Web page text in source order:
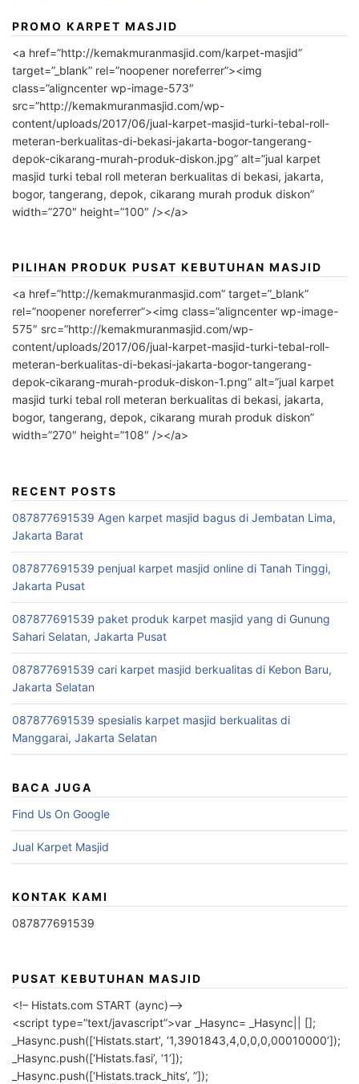
PROMO KARPET MASJID
<a href=”http://kemakmuranmasjid.com/karpet-masjid”
target=”_blank” rel=”noopener noreferrer”><img
class=”aligncenter wp-image-573″
src=”http://kemakmuranmasjid.com/wp-
content/uploads/2017/06/jual-karpet-masjid-turki-tebal-roll-
meteran-berkualitas-di-bekasi-jakarta-bogor-tangerang-
depok-cikarang-murah-produk-diskon.jpg” alt=”jual karpet
masjid turki tebal roll meteran berkualitas di bekasi, jakarta,
bogor, tangerang, depok, cikarang murah produk diskon”
width=”270″ height=”100″ /></a>
PILIHAN PRODUK PUSAT KEBUTUHAN MASJID
<a href=”http://kemakmuranmasjid.com” target=”_blank”
rel=”noopener noreferrer”><img class=”aligncenter wp-image-
575″ src=”http://kemakmuranmasjid.com/wp-
content/uploads/2017/06/jual-karpet-masjid-turki-tebal-roll-
meteran-berkualitas-di-bekasi-jakarta-bogor-tangerang-
depok-cikarang-murah-produk-diskon-1.png” alt=”jual karpet
masjid turki tebal roll meteran berkualitas di bekasi, jakarta,
bogor, tangerang, depok, cikarang murah produk diskon”
width=”270″ height=”108″ /></a>
RECENT POSTS
087877691539 Agen karpet masjid bagus di Jembatan Lima,
Jakarta Barat
087877691539 penjual karpet masjid online di Tanah Tinggi,
Jakarta Pusat
087877691539 paket produk karpet masjid yang di Gunung
Sahari Selatan, Jakarta Pusat
087877691539 cari karpet masjid berkualitas di Kebon Baru,
Jakarta Selatan
087877691539 spesialis karpet masjid berkualitas di
Manggarai, Jakarta Selatan
BACA JUGA
Find Us On Google
Jual Karpet Masjid
KONTAK KAMI
087877691539
PUSAT KEBUTUHAN MASJID
<!– Histats.com START (aync)–>
<script type=”text/javascript”>var _Hasync= _Hasync|| [];
_Hasync.push([‘Histats.start’, ‘1,3901843,4,0,0,0,00010000’]);
_Hasync.push([‘Histats.fasi’, ‘1’]);
_Hasync.push([‘Histats.track_hits’, ”]);